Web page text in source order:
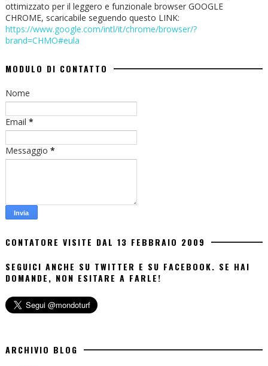
ottimizzato per il leggero e funzionale browser GOOGLE
CHROME, scaricabile seguendo questo LINK:
https://www.google.com/intl/it/chrome/browser/?
brand=CHMO#eula
MODULO DI CONTATTO
Nome
Email *
Messaggio *
CONTATORE VISITE DAL 13 FEBBRAIO 2009
SEGUICI ANCHE SU TWITTER E SU FACEBOOK. SE HAI
DOMANDE, NON ESITARE A FARLE!
ARCHIVIO BLOG